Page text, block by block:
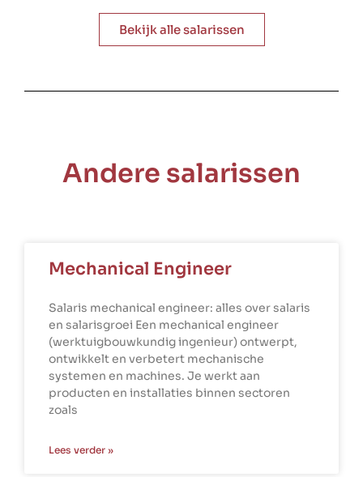
Bekijk alle salarissen
Andere salarissen
Mechanical Engineer
Salaris mechanical engineer: alles over salaris
en salarisgroei Een mechanical engineer
(werktuigbouwkundig ingenieur) ontwerpt,
ontwikkelt en verbetert mechanische
systemen en machines. Je werkt aan
producten en installaties binnen sectoren
zoals
Lees verder »